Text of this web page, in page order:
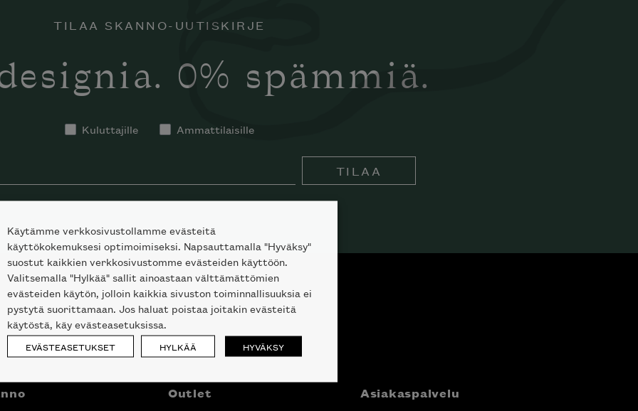
TILAA SKANNO-UUTISKIRJE
0% spämmiä.
Kuluttajille Ammattilaisille
TILAA
Outlet Asiakaspalvelu
Käytämme verkkosivustollamme evästeitä
käyttökokemuksesi optimoimiseksi. Napsauttamalla "Hyväksy"
suostut kaikkien verkkosivustomme evästeiden käyttöön.
Valitsemalla "Hylkää" sallit ainoastaan välttämättömien
evästeiden käytön, jolloin kaikkia sivuston toiminnallisuuksia ei
pystytä suorittamaan. Jos haluat poistaa joitakin evästeitä
käytöstä, käy evästeasetuksissa.
EVÄSTEASETUKSET HYLKÄÄ HYVÄKSY